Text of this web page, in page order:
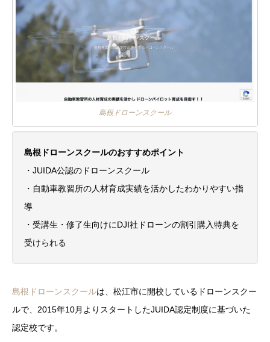
島根ドローンスクール
島根ドローンスクールのおすすめポイント
・JUIDA公認のドローンスクール
・自動車教習所の人材育成実績を活かしたわかりやすい指
導
・受講生・修了生向けにDJI社ドローンの割引購入特典を
受けられる
島根ドローンスクールは、松江市に開校しているドローンスクー
ルで、2015年10月よりスタートしたJUIDA認定制度に基づいた
認定校です。